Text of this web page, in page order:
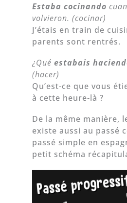
Estaba cocinando
volvieron. (cocinar)
J’étais en train de
parents sont rentrés.
¿Quéestabais
(hacer)
Qu’est-ce que vous
à cette heure-là ?
De la même manière,
existe aussi au passé
passé simple en
petit schéma